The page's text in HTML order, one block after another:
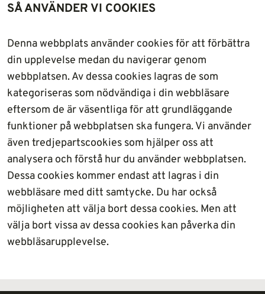
SÅ ANVÄNDER VI COOKIES
Denna webbplats använder cookies för att förbättra
din upplevelse medan du navigerar genom
webbplatsen. Av dessa cookies lagras de som
kategoriseras som nödvändiga i din webbläsare
eftersom de är väsentliga för att grundläggande
funktioner på webbplatsen ska fungera. Vi använder
även tredjepartscookies som hjälper oss att
analysera och förstå hur du använder webbplatsen.
Dessa cookies kommer endast att lagras i din
webbläsare med ditt samtycke. Du har också
möjligheten att välja bort dessa cookies. Men att
välja bort vissa av dessa cookies kan påverka din
webbläsarupplevelse.